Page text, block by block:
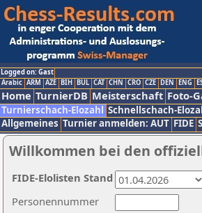
Logged on: Gast
Arabic ARM AZE BIH BUL CAT CHN CRO CZE DEN ENG
Home TurnierDB Meisterschaft Foto-
Turnierschach-Elozahl Schnellschach-
Allgemeines Turnier anmelden: AUT FIDE
Willkommen bei den
Personennummer
FIDE-Elolisten Stand